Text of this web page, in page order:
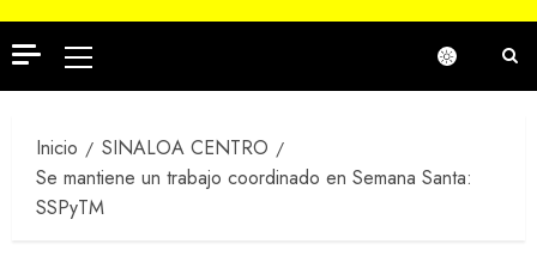
Menú
principal
Inicio
SINALOA CENTRO
Se mantiene un trabajo coordinado en Semana Santa:
SSPyTM